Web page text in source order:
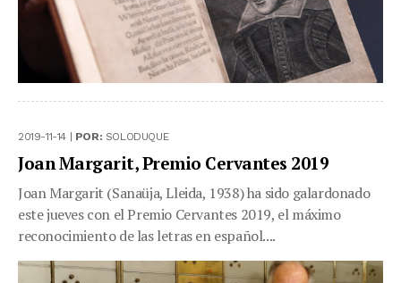
2019-11-14 | POR: SOLODUQUE
Joan Margarit, Premio Cervantes 2019
Joan Margarit (Sanaüja, Lleida, 1938) ha sido galardonado
este jueves con el Premio Cervantes 2019, el máximo
reconocimiento de las letras en español....